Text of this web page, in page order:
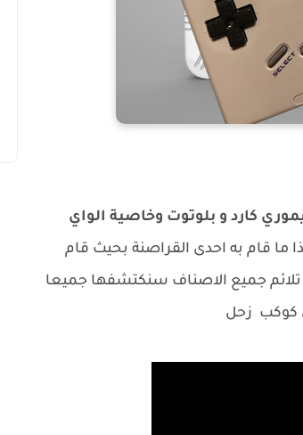
كارد و بلوتوت وخاصية الواي
ما قام به احدى القراصنة بحيث قام
تلائم جميع الاصناف سنكتشفها جميعا
كوكب زحل